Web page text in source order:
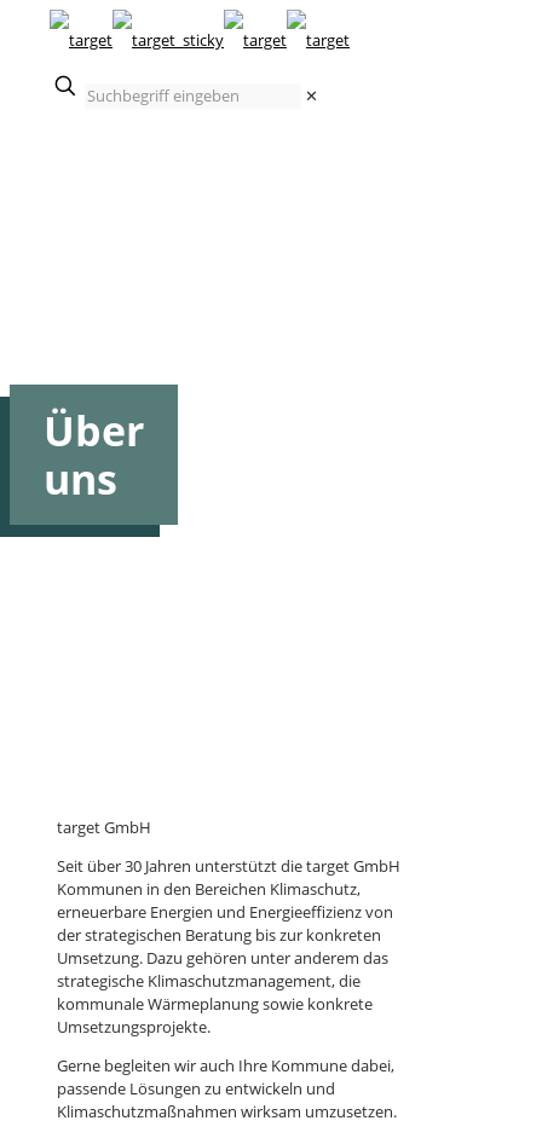
eingeben
✕
Über
uns
target GmbH
Seit über 30 Jahren unterstützt die target GmbH
Kommunen in den Bereichen Klimaschutz,
erneuerbare Energien und Energieeffizienz von
der strategischen Beratung bis zur konkreten
Umsetzung. Dazu gehören unter anderem das
strategische Klimaschutzmanagement, die
kommunale Wärmeplanung sowie konkrete
Umsetzungsprojekte.
Gerne begleiten wir auch Ihre Kommune dabei,
passende Lösungen zu entwickeln und
Klimaschutzmaßnahmen wirksam umzusetzen.